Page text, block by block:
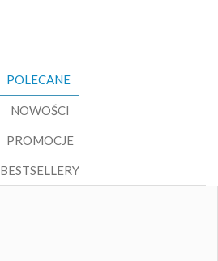
POLECANE
NOWOŚCI
PROMOCJE
BESTSELLERY